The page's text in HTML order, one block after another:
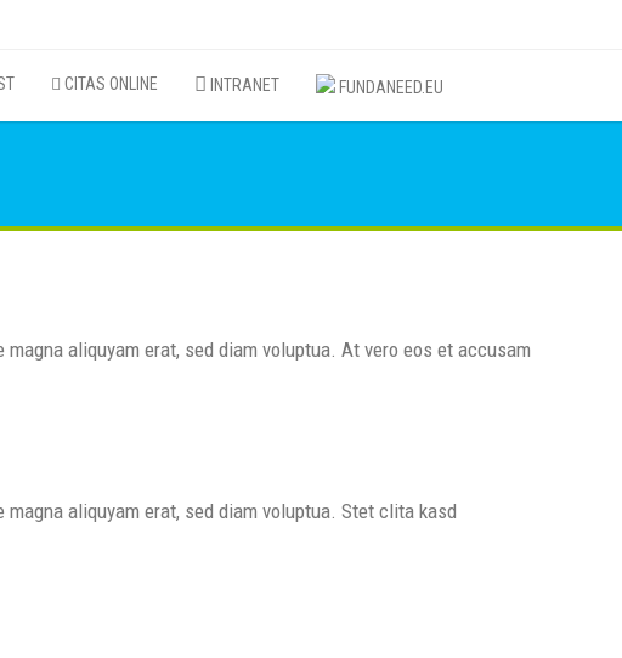
CITAS ONLINE INTRANET FUNDANEED.EU
aliquyam erat, sed diam voluptua. At vero eos et accusam
aliquyam erat, sed diam voluptua. Stet clita kasd